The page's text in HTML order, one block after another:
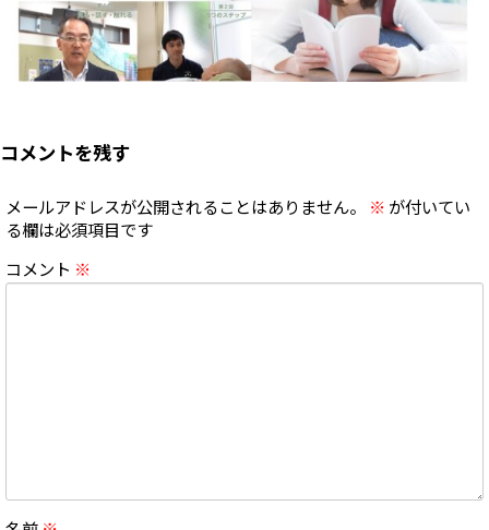
コメントを残す
メールアドレスが公開されることはありません。 ※ が付いてい
る欄は必須項目です
コメント ※